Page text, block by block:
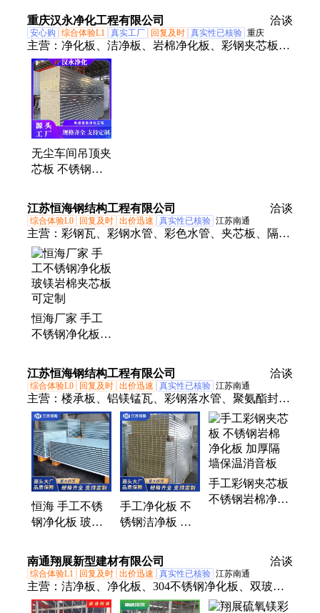
芯板 手工洁净
板
棉夹芯板 可定
制
重庆汉永净化工程有限公司 洽谈
安心购 综合体验L1 真实工厂 回复及时 真实性已核验 重庆
主营： 净化板、洁净板、岩棉净化板、彩钢夹芯板、
手工净化板、中空玻镁净化板、硅岩净化板、硫氧镁
净化板、岩棉瓦板
无尘车间吊顶夹
芯板 不锈钢手
蚀 汉永净化
江苏恒海钢结构工程有限公司 洽谈
综合体验L0 回复及时 出价迅速 真实性已核验 江苏南通
主营： 彩钢瓦、彩钢水管、彩色水管、夹芯板、隔墙
彩钢板、热镀锌z型钢、屋面墙面檩条、聚氨酯冷库
板、镀锌c型钢檩条、屋顶彩钢下水管
恒海厂家 手工
不锈钢净化板
可定制
江苏恒海钢结构工程有限公司 洽谈
综合体验L0 回复及时 出价迅速 真实性已核验 江苏南通
主营： 楼承板、铝镁锰瓦、彩钢落水管、聚氨酯封边
夹芯板、彩钢压型瓦
恒海 手工不锈
钢净化板 玻镁
定制
手工净化板 不
锈钢洁净板 玻
可定制
手工彩钢夹芯板
不锈钢岩棉净化
南通翔展新型建材有限公司 洽谈
综合体验L1 回复及时 出价迅速 真实性已核验 江苏南通
主营： 洁净板、净化板、304不锈钢净化板、双玻镁
岩棉手工夹芯板、彩钢岩棉夹芯板、不锈钢夹芯板、